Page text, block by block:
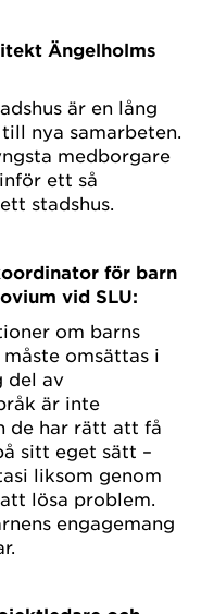
Ängelholms
är en lång
nya samarbeten.
medborgare
ett så
stadshus.
för barn
vid SLU:
om barns
omsättas i
del av
är inte
de har rätt att få
sitt eget sätt –
liksom genom
lösa problem.
engagemang